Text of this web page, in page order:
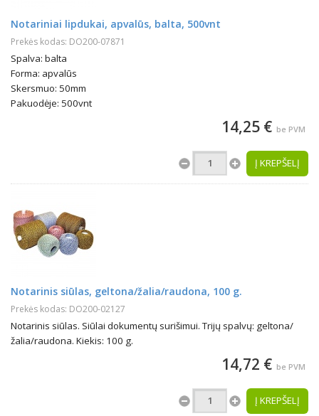
Notariniai lipdukai, apvalūs, balta, 500vnt
Prekės kodas: DO200-07871
Spalva: balta
Forma: apvalūs
Skersmuo: 50mm
Pakuodėje: 500vnt
14,25 € be PVM
Į KREPŠELĮ
Notarinis siūlas, geltona/žalia/raudona, 100 g.
Prekės kodas: DO200-02127
Notarinis siūlas. Siūlai dokumentų surišimui. Trijų spalvų: geltona/
žalia/raudona. Kiekis: 100 g.
14,72 € be PVM
Į KREPŠELĮ